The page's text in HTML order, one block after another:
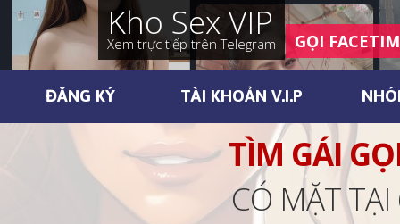
Kho Sex VIP
Xem trực tiếp trên Telegram GỌI
ĐĂNG KÝ TÀI KHOẢN V.I.P
TÌM GÁI
CÓ MẶT